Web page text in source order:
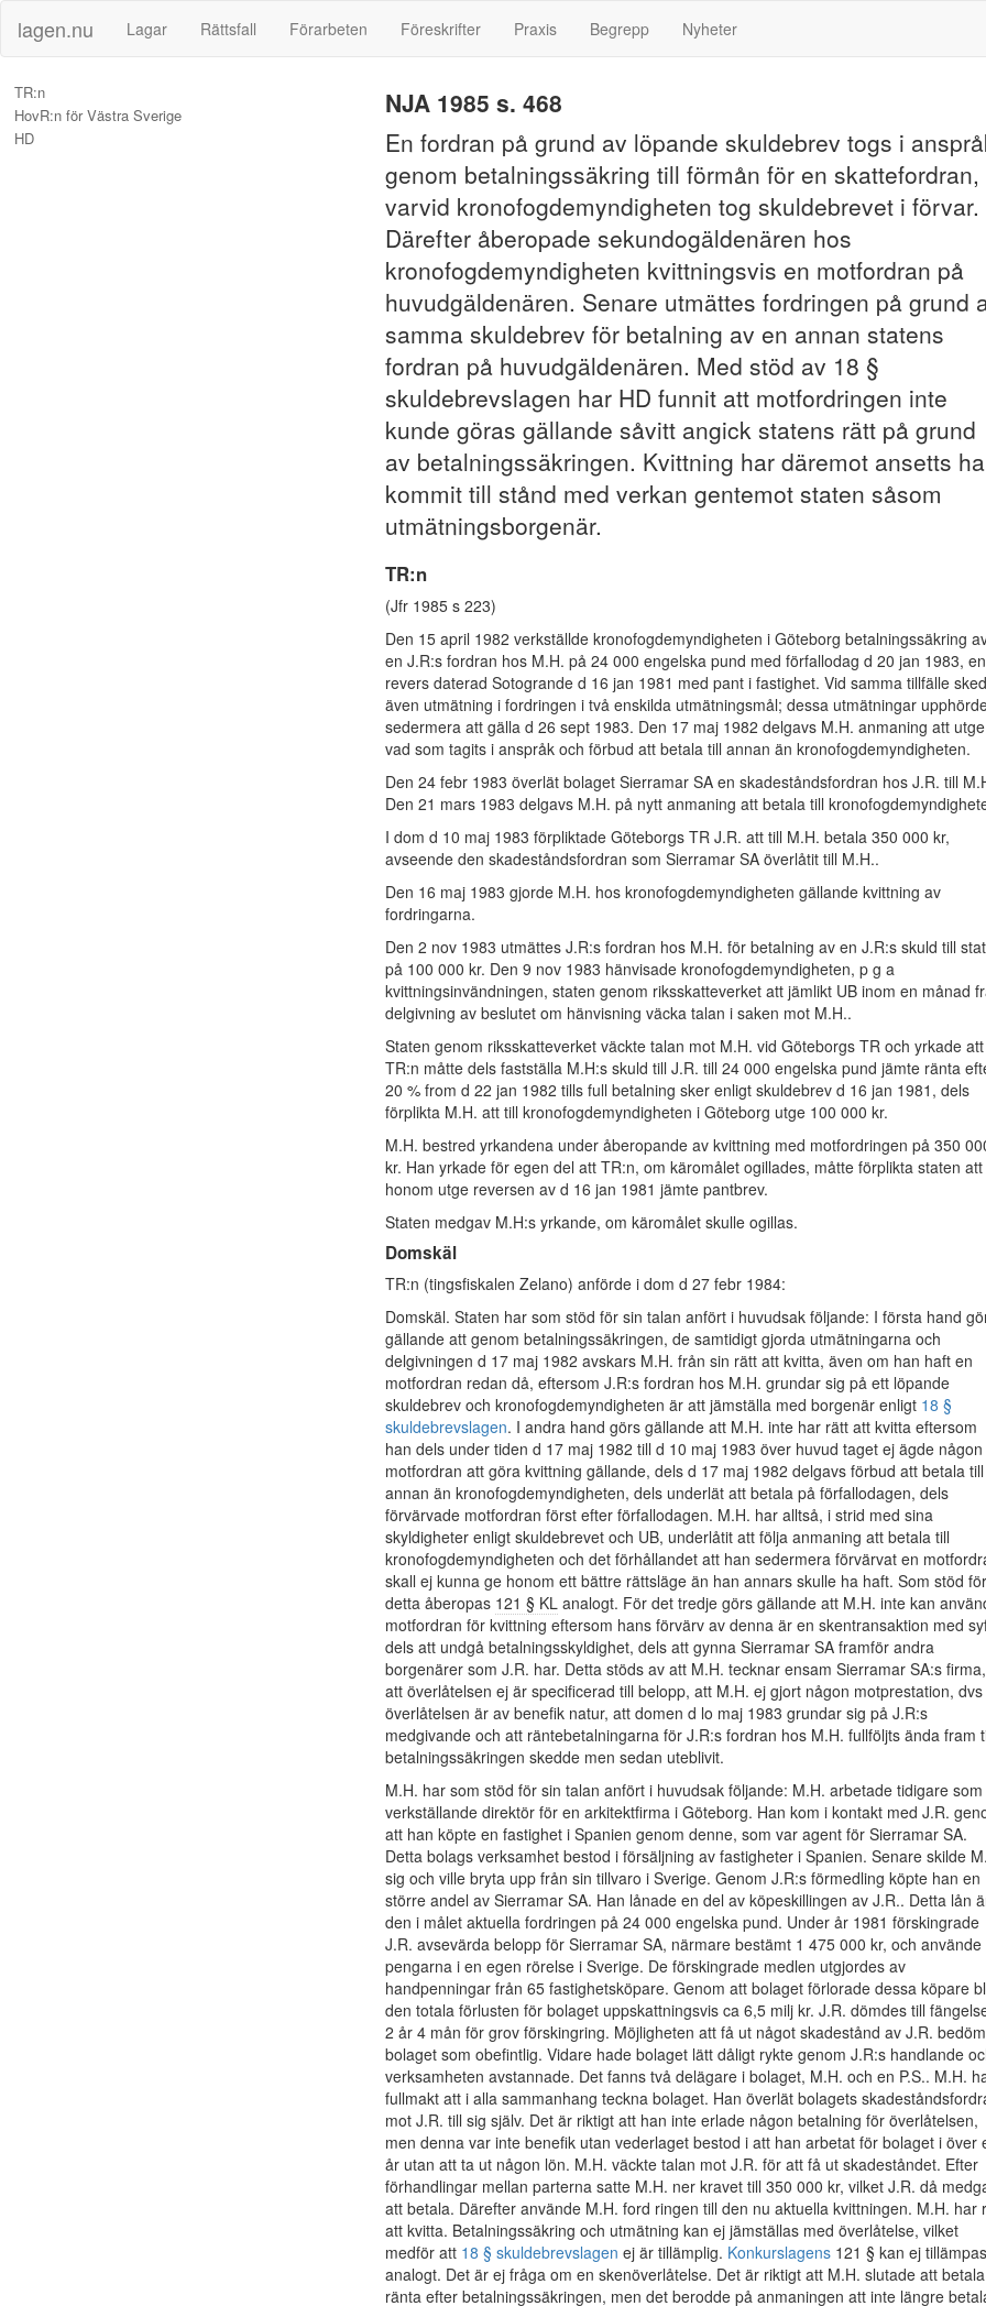
lagen.nu Lagar Rättsfall Förarbeten Föreskrifter Praxis Begrepp Nyheter
TR:n
HovR:n för Västra Sverige
HD
NJA 1985 s. 468
En fordran på grund av löpande skuldebrev togs i
genom betalningssäkring till förmån för en skattefordran,
varvid kronofogdemyndigheten tog skuldebrevet i förvar.
Därefter åberopade sekundogäldenären hos
kronofogdemyndigheten kvittningsvis en motfordran på
huvudgäldenären. Senare utmättes fordringen på grund
samma skuldebrev för betalning av en annan statens
fordran på huvudgäldenären. Med stöd av 18 §
skuldebrevslagen har HD funnit att motfordringen inte
kunde göras gällande såvitt angick statens rätt på grund
av betalningssäkringen. Kvittning har däremot ansetts ha
kommit till stånd med verkan gentemot staten såsom
utmätningsborgenär.
TR:n
(Jfr 1985 s 223)
Den 15 april 1982 verkställde kronofogdemyndigheten i Göteborg betalningssäkring
en J.R:s fordran hos M.H. på 24 000 engelska pund med förfallodag d 20 jan 1983,
revers daterad Sotogrande d 16 jan 1981 med pant i fastighet. Vid samma tillfälle
även utmätning i fordringen i två enskilda utmätningsmål; dessa utmätningar
sedermera att gälla d 26 sept 1983. Den 17 maj 1982 delgavs M.H. anmaning att utge
vad som tagits i anspråk och förbud att betala till annan än kronofogdemyndigheten.
Den 24 febr 1983 överlät bolaget Sierramar SA en skadeståndsfordran hos J.R. till
Den 21 mars 1983 delgavs M.H. på nytt anmaning att betala till
I dom d 10 maj 1983 förpliktade Göteborgs TR J.R. att till M.H. betala 350 000 kr,
avseende den skadeståndsfordran som Sierramar SA överlåtit till M.H..
Den 16 maj 1983 gjorde M.H. hos kronofogdemyndigheten gällande kvittning av
fordringarna.
Den 2 nov 1983 utmättes J.R:s fordran hos M.H. för betalning av en J.R:s skuld till
på 100 000 kr. Den 9 nov 1983 hänvisade kronofogdemyndigheten, p g a
kvittningsinvändningen, staten genom riksskatteverket att jämlikt UB inom en månad
delgivning av beslutet om hänvisning väcka talan i saken mot M.H..
Staten genom riksskatteverket väckte talan mot M.H. vid Göteborgs TR och yrkade att
TR:n måtte dels fastställa M.H:s skuld till J.R. till 24 000 engelska pund jämte ränta
20 % from d 22 jan 1982 tills full betalning sker enligt skuldebrev d 16 jan 1981, dels
förplikta M.H. att till kronofogdemyndigheten i Göteborg utge 100 000 kr.
M.H. bestred yrkandena under åberopande av kvittning med motfordringen på 350
kr. Han yrkade för egen del att TR:n, om käromålet ogillades, måtte förplikta staten att
honom utge reversen av d 16 jan 1981 jämte pantbrev.
Staten medgav M.H:s yrkande, om käromålet skulle ogillas.
Domskäl
TR:n (tingsfiskalen Zelano) anförde i dom d 27 febr 1984:
Domskäl. Staten har som stöd för sin talan anfört i huvudsak följande: I första hand
gällande att genom betalningssäkringen, de samtidigt gjorda utmätningarna och
delgivningen d 17 maj 1982 avskars M.H. från sin rätt att kvitta, även om han haft en
motfordran redan då, eftersom J.R:s fordran hos M.H. grundar sig på ett löpande
skuldebrev och kronofogdemyndigheten är att jämställa med borgenär enligt 18 §
skuldebrevslagen. I andra hand görs gällande att M.H. inte har rätt att kvitta eftersom
han dels under tiden d 17 maj 1982 till d 10 maj 1983 över huvud taget ej ägde någon
motfordran att göra kvittning gällande, dels d 17 maj 1982 delgavs förbud att betala till
annan än kronofogdemyndigheten, dels underlät att betala på förfallodagen, dels
förvärvade motfordran först efter förfallodagen. M.H. har alltså, i strid med sina
skyldigheter enligt skuldebrevet och UB, underlåtit att följa anmaning att betala till
kronofogdemyndigheten och det förhållandet att han sedermera förvärvat en
skall ej kunna ge honom ett bättre rättsläge än han annars skulle ha haft. Som stöd för
detta åberopas 121 § KL analogt. För det tredje görs gällande att M.H. inte kan
motfordran för kvittning eftersom hans förvärv av denna är en skentransaktion med
dels att undgå betalningsskyldighet, dels att gynna Sierramar SA framför andra
borgenärer som J.R. har. Detta stöds av att M.H. tecknar ensam Sierramar SA:s firma,
att överlåtelsen ej är specificerad till belopp, att M.H. ej gjort någon motprestation, dvs
överlåtelsen är av benefik natur, att domen d lo maj 1983 grundar sig på J.R:s
medgivande och att räntebetalningarna för J.R:s fordran hos M.H. fullföljts ända fram
betalningssäkringen skedde men sedan uteblivit.
M.H. har som stöd för sin talan anfört i huvudsak följande: M.H. arbetade tidigare som
verkställande direktör för en arkitektfirma i Göteborg. Han kom i kontakt med J.R.
att han köpte en fastighet i Spanien genom denne, som var agent för Sierramar SA.
Detta bolags verksamhet bestod i försäljning av fastigheter i Spanien. Senare skilde
sig och ville bryta upp från sin tillvaro i Sverige. Genom J.R:s förmedling köpte han en
större andel av Sierramar SA. Han lånade en del av köpeskillingen av J.R.. Detta lån
den i målet aktuella fordringen på 24 000 engelska pund. Under år 1981 förskingrade
J.R. avsevärda belopp för Sierramar SA, närmare bestämt 1 475 000 kr, och använde
pengarna i en egen rörelse i Sverige. De förskingrade medlen utgjordes av
handpenningar från 65 fastighetsköpare. Genom att bolaget förlorade dessa köpare
den totala förlusten för bolaget uppskattningsvis ca 6,5 milj kr. J.R. dömdes till
2 år 4 mån för grov förskingring. Möjligheten att få ut något skadestånd av J.R.
bolaget som obefintlig. Vidare hade bolaget lätt dåligt rykte genom J.R:s handlande
verksamheten avstannade. Det fanns två delägare i bolaget, M.H. och en P.S.. M.H.
fullmakt att i alla sammanhang teckna bolaget. Han överlät bolagets
mot J.R. till sig själv. Det är riktigt att han inte erlade någon betalning för överlåtelsen,
men denna var inte benefik utan vederlaget bestod i att han arbetat för bolaget i över
år utan att ta ut någon lön. M.H. väckte talan mot J.R. för att få ut skadeståndet. Efter
förhandlingar mellan parterna satte M.H. ner kravet till 350 000 kr, vilket J.R. då
att betala. Därefter använde M.H. ford ringen till den nu aktuella kvittningen. M.H. har
att kvitta. Betalningssäkring och utmätning kan ej jämställas med överlåtelse, vilket
medför att 18 § skuldebrevslagen ej är tillämplig. Konkurslagens 121 § kan ej tillämpas
analogt. Det är ej fråga om en skenöverlåtelse. Det är riktigt att M.H. slutade att betala
ränta efter betalningssäkringen, men det berodde på anmaningen att inte längre